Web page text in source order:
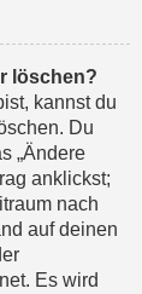
löschen?
kannst du
Du
„Ändere
anklickst;
nach
auf deinen
Es wird